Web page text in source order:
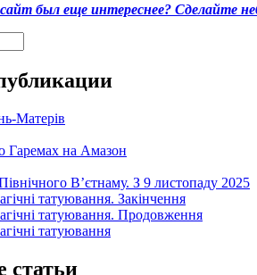
был еще интереснее? Сделайте
Матерів
Гаремах на Амазон
В’єтнаму. З 9 листопаду 2025
татуювання. Закінчення
татуювання. Продовження
татуювання
статьи